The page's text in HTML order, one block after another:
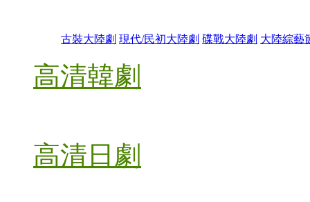
古裝大陸劇 現代/民初大陸劇 碟戰大陸劇 大陸綜藝
高清韓劇
高清日劇